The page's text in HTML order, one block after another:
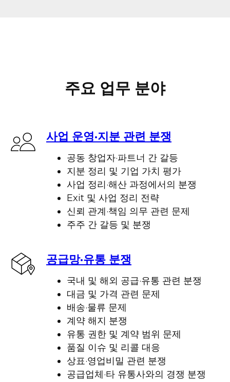
주요 업무 분야
사업 운영·지분 관련 분쟁
공동 창업자·파트너 간 갈등
지분 정리 및 기업 가치 평가
사업 정리·해산 과정에서의 분쟁
Exit 및 사업 정리 전략
신뢰 관계·책임 의무 관련 문제
주주 간 갈등 및 분쟁
공급망·유통 분쟁
국내 및 해외 공급·유통 관련 분쟁
대금 및 가격 관련 문제
배송·물류 문제
계약 해지 분쟁
유통 권한 및 계약 범위 문제
품질 이슈 및 리콜 대응
상표·영업비밀 관련 분쟁
공급업체·타 유통사와의 경쟁 분쟁